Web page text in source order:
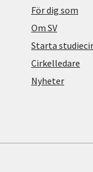
För dig som
Om SV
Starta
Cirkelledare
Nyheter